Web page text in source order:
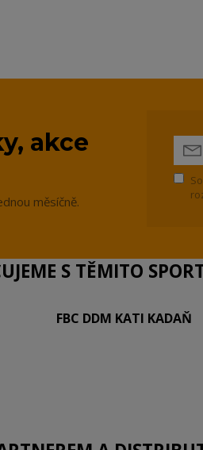
akce
měsíčně.
S TĚMITO
FBC DDM KATI KADAŇ